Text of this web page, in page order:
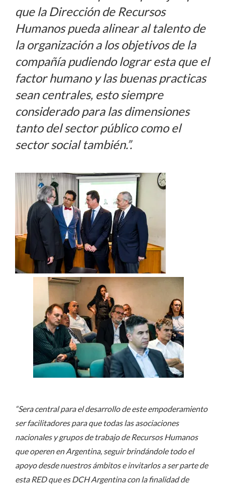
que la Dirección de Recursos
Humanos pueda alinear al talento de
la organización a los objetivos de la
compañía pudiendo lograr esta que el
factor humano y las buenas practicas
sean centrales, esto siempre
considerado para las dimensiones
tanto del sector público como el
sector social también.”.
“Sera central para el desarrollo de este empoderamiento
ser facilitadores para que todas las asociaciones
nacionales y grupos de trabajo de Recursos Humanos
que operen en Argentina, seguir brindándole todo el
apoyo desde nuestros ámbitos e invitarlos a ser parte de
esta RED que es DCH Argentina con la finalidad de